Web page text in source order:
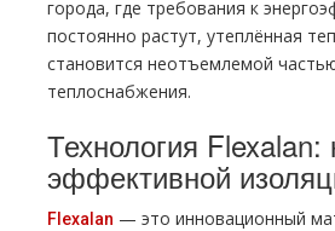
города, где требования к
постоянно растут, утеплённая
становится неотъемлемой
теплоснабжения.
Технология Flexalan:
эффективной
Flexalan — это инновационный